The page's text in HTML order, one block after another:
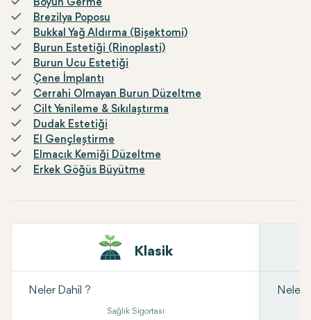
Boyun Germe
Brezilya Poposu
Bukkal Yağ Aldırma (Bişektomi)
Burun Estetiği (Rinoplasti)
Burun Ucu Estetiği
Çene İmplantı
Cerrahi Olmayan Burun Düzeltme
Cilt Yenileme & Sıkılaştırma
Dudak Estetiği
El Gençleştirme
Elmacık Kemiği Düzeltme
Erkek Göğüs Büyütme
Klasik
Neler Dahil ?
Sağlık Sigortası
Neler